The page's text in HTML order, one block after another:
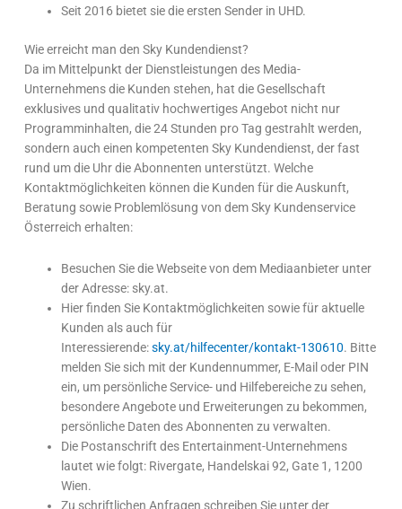
Seit 2016 bietet sie die ersten Sender in UHD.
Wie erreicht man den Sky Kundendienst?
Da im Mittelpunkt der Dienstleistungen des Media-
Unternehmens die Kunden stehen, hat die Gesellschaft
exklusives und qualitativ hochwertiges Angebot nicht nur
Programminhalten, die 24 Stunden pro Tag gestrahlt werden,
sondern auch einen kompetenten Sky Kundendienst, der fast
rund um die Uhr die Abonnenten unterstützt. Welche
Kontaktmöglichkeiten können die Kunden für die Auskunft,
Beratung sowie Problemlösung von dem Sky Kundenservice
Österreich erhalten:
Besuchen Sie die Webseite von dem Mediaanbieter unter
der Adresse: sky.at.
Hier finden Sie Kontaktmöglichkeiten sowie für aktuelle
Kunden als auch für
Interessierende:sky.at/hilfecenter/kontakt-130610. Bitte
melden Sie sich mit der Kundennummer, E-Mail oder PIN
ein, um persönliche Service- und Hilfebereiche zu sehen,
besondere Angebote und Erweiterungen zu bekommen,
persönliche Daten des Abonnenten zu verwalten.
Die Postanschrift des Entertainment-Unternehmens
lautet wie folgt: Rivergate, Handelskai 92, Gate 1, 1200
Wien.
Zu schriftlichen Anfragen schreiben Sie unter der